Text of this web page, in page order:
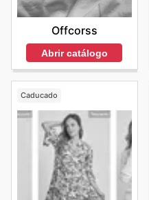
Offcorss
Abrir catálogo
Caducado